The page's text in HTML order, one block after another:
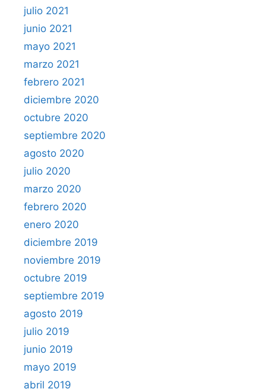
julio 2021
junio 2021
mayo 2021
marzo 2021
febrero 2021
diciembre 2020
octubre 2020
septiembre 2020
agosto 2020
julio 2020
marzo 2020
febrero 2020
enero 2020
diciembre 2019
noviembre 2019
octubre 2019
septiembre 2019
agosto 2019
julio 2019
junio 2019
mayo 2019
abril 2019